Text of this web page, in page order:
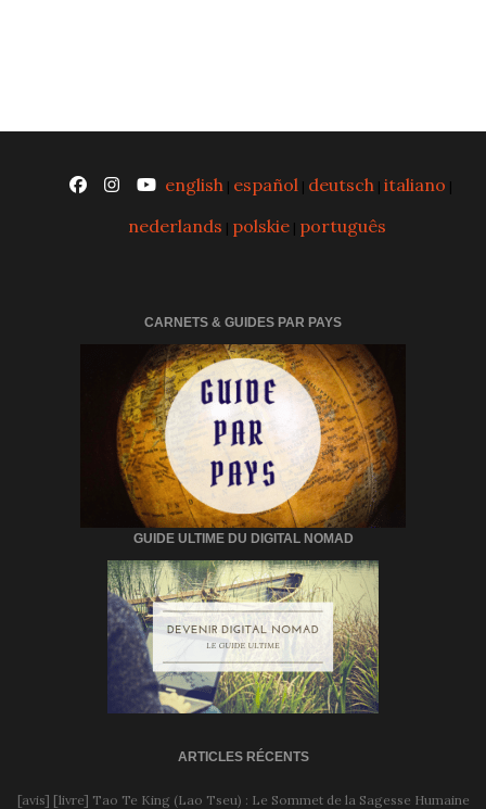
english | español | deutsch |italiano |
nederlands | polskie| português
CARNETS & GUIDES PAR PAYS
GUIDE ULTIME DU DIGITAL NOMAD
ARTICLES RÉCENTS
[avis] [livre] Tao Te King (Lao Tseu) : Le Sommet de la Sagesse Humaine